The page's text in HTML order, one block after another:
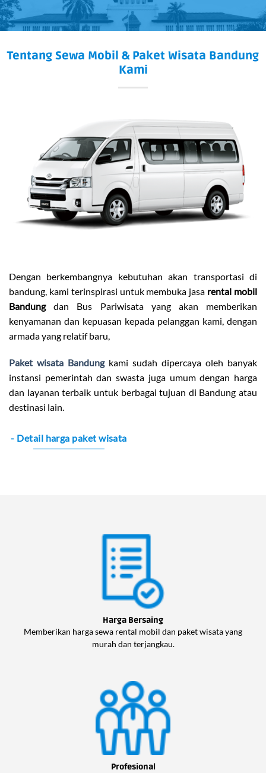
Tentang Sewa Mobil & Paket Wisata Bandung
Kami
Dengan berkembangnya kebutuhan akan transportasi di
bandung, kami terinspirasi untuk membuka jasa rental mobil
Bandungdan Bus Pariwisata yang akan memberikan
kenyamanan dan kepuasan kepada pelanggan kami, dengan
armada yang relatif baru,
Paket wisata Bandungkami sudah dipercaya oleh banyak
instansi pemerintah dan swasta juga umum dengan harga
dan layanan terbaik untuk berbagai tujuan di Bandung atau
destinasi lain.
- Detail harga paket wisata
Harga Bersaing
Memberikan harga sewa rental mobil dan paket wisata yang
murah dan terjangkau.
Profesional